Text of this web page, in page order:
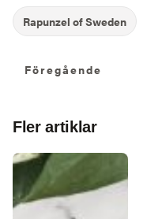
Föregående
Föregående
Fler artiklar